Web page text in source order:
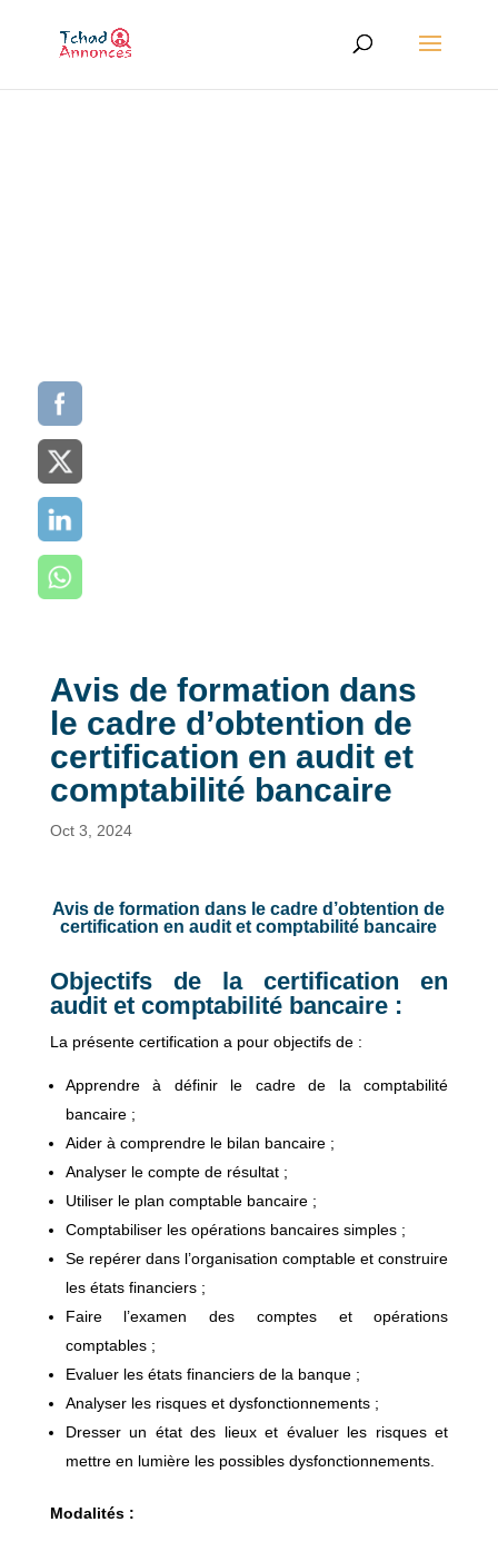
Avis de formation dans
le cadre d’obtention de
certification en audit et
comptabilité bancaire
Oct 3, 2024
Avis de formation dans le cadre d’obtention de
certification en audit et comptabilité bancaire
Objectifs de la certification en
audit et comptabilité bancaire :
La présente certification a pour objectifs de :
Apprendre à définir le cadre de la comptabilité
bancaire ;
Aider à comprendre le bilan bancaire ;
Analyser le compte de résultat ;
Utiliser le plan comptable bancaire ;
Comptabiliser les opérations bancaires simples ;
Se repérer dans l’organisation comptable et construire
les états financiers ;
Faire l’examen des comptes et opérations
comptables ;
Evaluer les états financiers de la banque ;
Analyser les risques et dysfonctionnements ;
Dresser un état des lieux et évaluer les risques et
mettre en lumière les possibles dysfonctionnements.
Modalités :